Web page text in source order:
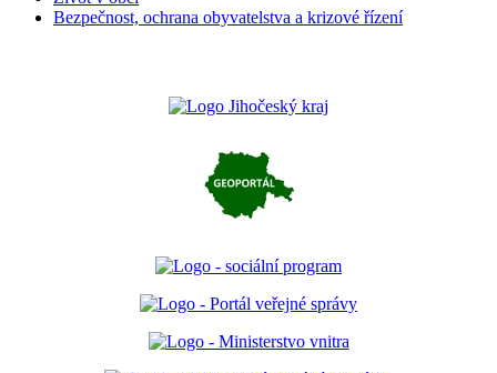
Bezpečnost, ochrana obyvatelstva a krizové řízení